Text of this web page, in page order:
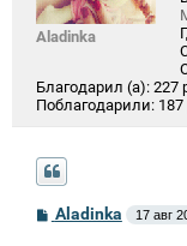
Aladinka
Благодарил (а): 227
Поблагодарили: 187
С
Aladinka 17 авг